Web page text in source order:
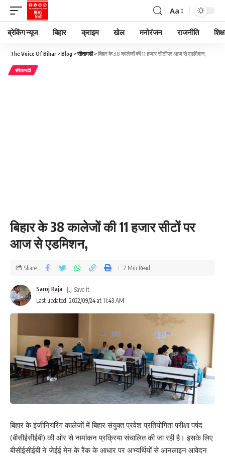
Aa
ब्रेकिंग न्यूज बिहार क्राइम खेल मनोरंजन राजनीति
The Voice Of Bihar >Blog >सीतामढी>बिहार के 38 कालेजों की 11 हजार सीटों पर आज से ए‍डमिशन,
सीतामढी
बिहार के 38 कालेजों की 11 हजार सीटों पर
आज से ए‍डमिशन,
Last updated: 2022/09/24 at 11:43 AM
Saroj Raja
Share 2 Min Read
बिहार के इंजीनियरिंग कालेजों में बिहार संयुक्त प्रवेश प्रतियोगिता परीक्षा पर्षद
(बीसीईसीईबी) की ओर से नामांकन प्रक्रिया संचालित की जा रही है। इसके लिए
बीसीईसीईबी ने जेईई मेन के रैंक के आधार पर अभ्यर्थियों से आनलाइन आवेदन